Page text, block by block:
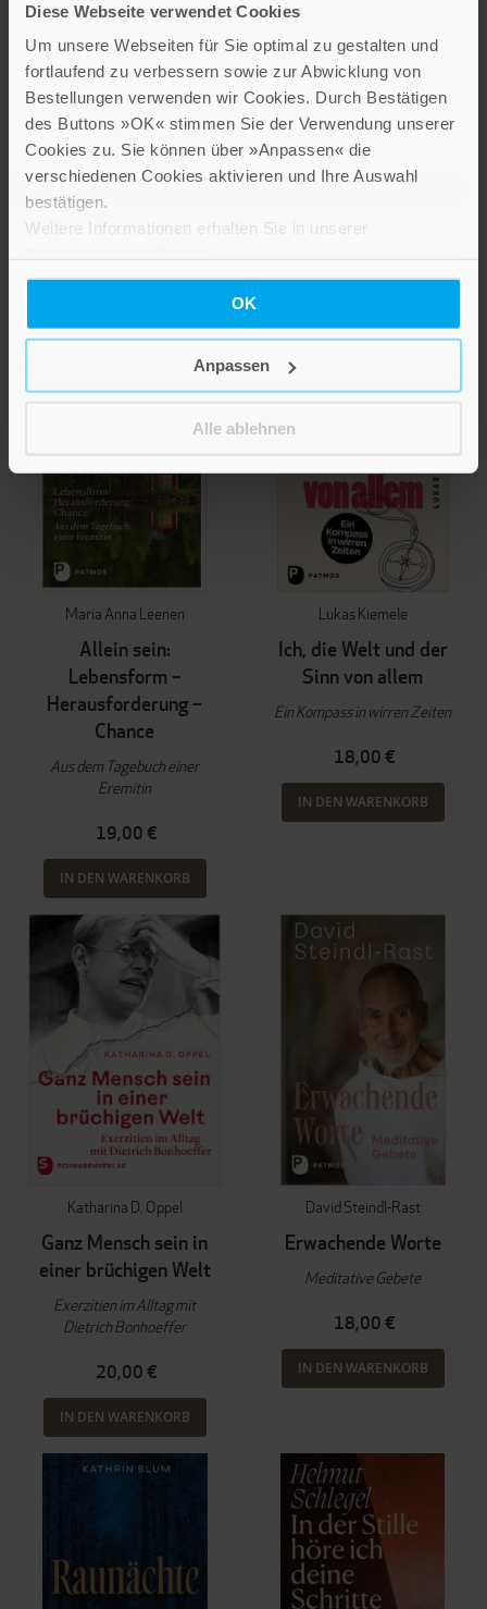
Diese Webseite verwendet Cookies
Um unsere Webseiten für Sie optimal zu gestalten und
fortlaufend zu verbessern sowie zur Abwicklung von
Bestellungen verwenden wir Cookies. Durch Bestätigen
des Buttons »OK« stimmen Sie der Verwendung unserer
Cookies zu. Sie können über »Anpassen« die
verschiedenen Cookies aktivieren und Ihre Auswahl
bestätigen.
Weitere Informationen erhalten Sie in unserer
OK
Anpassen
Alle ablehnen
Hans-Jürgen Hufeisen
Meine Seele ist still
in mir wie ein See
Harmonie in Zeit und Raum
Bestell-Nr: 71064
10,00 €
Ursprungspreis
IN DEN WARENKORB
Andachtsbild mit Text
Sieger Köder
Das Gesetz vom Sinai
Bestell-Nr: 923 T
12,50 €
IN DEN WARENKORB
Maria Anna Leenen
Allein sein:
Lebensform –
Herausforderung –
Chance
Aus dem Tagebuch einer
Eremitin
19,00 €
IN DEN WARENKORB
Lukas Kiemele
Ich, die Welt und der
Sinn von allem
Ein Kompass in wirren Zeiten
18,00 €
IN DEN WARENKORB
Katharina D. Oppel
Ganz Mensch sein in
einer brüchigen Welt
Exerzitien im Alltag mit
Dietrich Bonhoeffer
20,00 €
IN DEN WARENKORB
David Steindl-Rast
Erwachende Worte
Meditative Gebete
18,00 €
IN DEN WARENKORB